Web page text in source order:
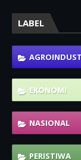
LABEL
EKONOMI
NASIONAL
PERISTIWA